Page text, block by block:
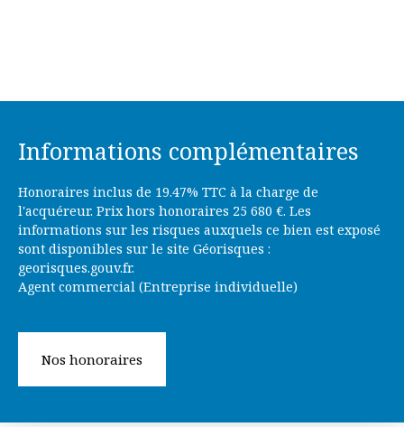
Informations complémentaires
Honoraires inclus de 19.47% TTC à la charge de
l'acquéreur. Prix hors honoraires 25 680 €. Les
informations sur les risques auxquels ce bien est exposé
sont disponibles sur le site Géorisques :
georisques.gouv.fr.
Agent commercial (Entreprise individuelle)
Nos honoraires